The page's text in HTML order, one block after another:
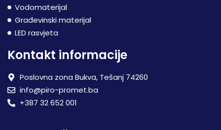
Vodomaterijal
Građevinski materijal
LED rasvjeta
Kontakt informacije
Poslovna zona Bukva, Tešanj 74260
info@piro-promet.ba
+387 32 652 001